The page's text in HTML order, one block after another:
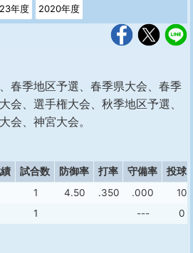
年度 2020年度
春季地区予選、春季県大会、春季
会、選手権大会、秋季地区予選、
会、神宮大会。
試合数 防御率 打率 守備率
投球
1 4.50 .350 .000
10
1 --- 0